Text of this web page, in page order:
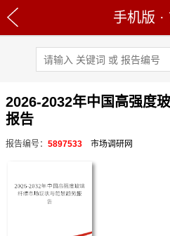
手机版 ·
2026-2032年中国高强度
报告
报告编号： 5897533 市场调研网